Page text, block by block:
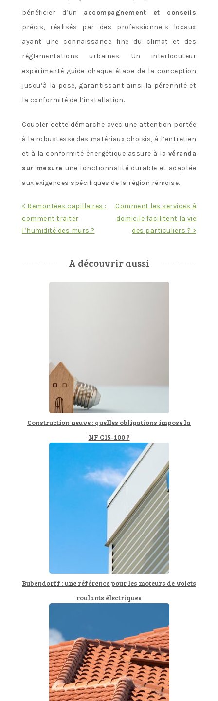
bénéficier d’un accompagnement et conseils
précis, réalisés par des professionnels locaux
ayant une connaissance fine du climat et des
réglementations urbaines. Un interlocuteur
expérimenté guide chaque étape de la conception
jusqu’à la pose, garantissant ainsi la pérennité et
la conformité de l’installation.
Coupler cette démarche avec une attention portée
à la robustesse des matériaux choisis, à l’entretien
et à la conformité énergétique assure à la véranda
sur mesure une fonctionnalité durable et adaptée
aux exigences spécifiques de la région rémoise.
Navigation
< Remontées capillaires :
comment traiter
l’humidité des murs ?
Comment les services à
domicile facilitent la vie
des particuliers ? >
A découvrir aussi
Construction neuve : quelles obligations impose la
NF C15-100 ?
Bubendorff : une référence pour les moteurs de volets
roulants électriques